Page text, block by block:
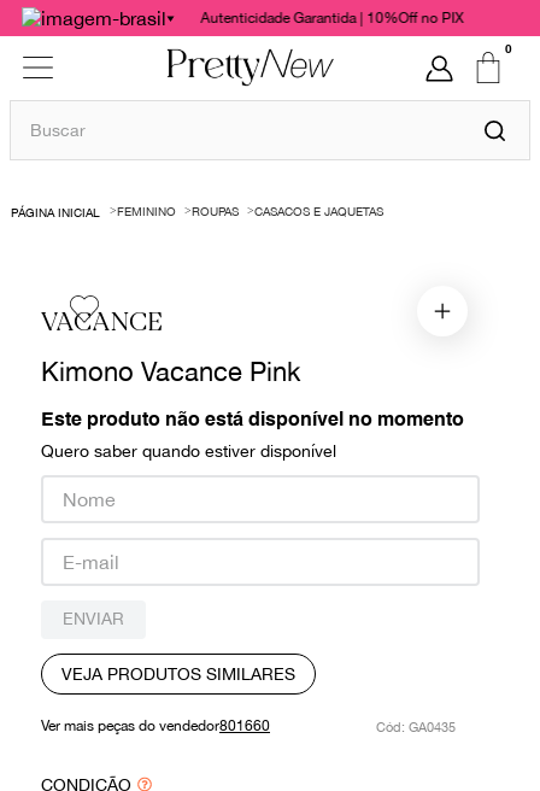
Autenticidade Garantida | 10%Off no PIX
0
Buscar
FEMININO ROUPAS CASACOS E JAQUETAS
VACANCE
Kimono Vacance Pink
Este produto não está disponível no momento
Quero saber quando estiver disponível
ENVIAR
VEJA PRODUTOS SIMILARES
Ver mais peças do vendedor801660 : GA0435
CONDIÇÃO
1º
bolsas
chanel
valentino
paula raia
burberry
louis vuitton